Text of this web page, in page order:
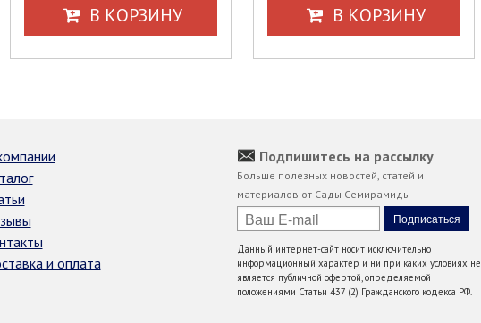
В КОРЗИНУ В КОРЗИНУ
и оплата
Подпишитесь на рассылку
Больше полезных новостей, статей и
материалов от Сады Семирамиды
Данный интернет-сайт носит исключительно
информационный характер и ни при каких условиях не
является публичной офертой, определяемой
положениями Статьи 437 (2) Гражданского кодекса РФ.